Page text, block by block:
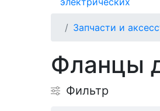
Запчасти и
Фланцы
Фильтр